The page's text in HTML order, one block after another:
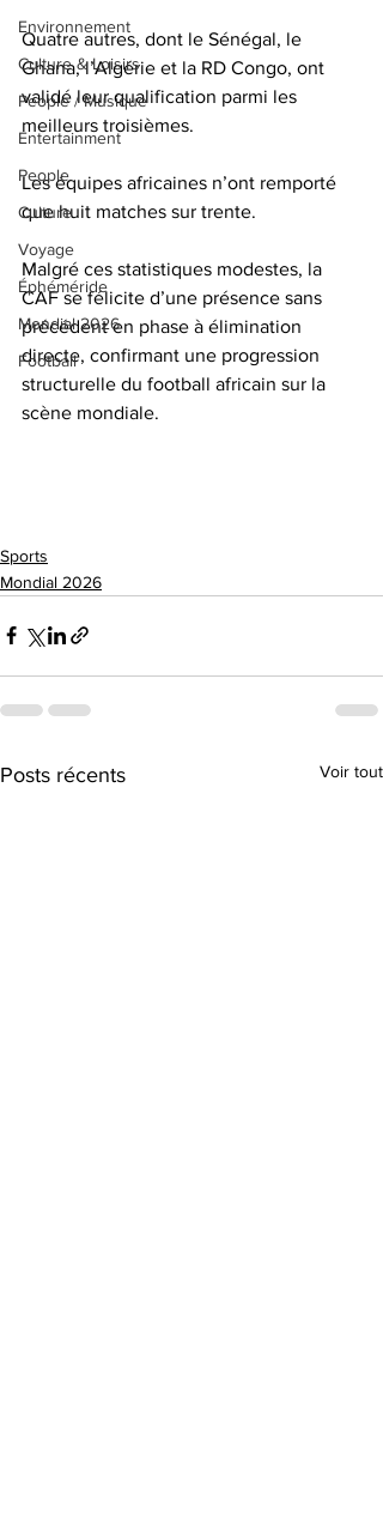
Environnement
Culture & Loisirs
People / Musique
Entertainment
People
Culture
Voyage
Éphéméride
Mondial 2026
Football
Quatre autres, dont le Sénégal, le
Ghana, l’Algérie et la RD Congo, ont
validé leur qualification parmi les
meilleurs troisièmes.
Les équipes africaines n’ont remporté
que huit matches sur trente.
Malgré ces statistiques modestes, la
CAF se félicite d’une présence sans
précédent en phase à élimination
directe, confirmant une progression
structurelle du football africain sur la
scène mondiale.
Sports
Mondial 2026
Posts récents Voir tout